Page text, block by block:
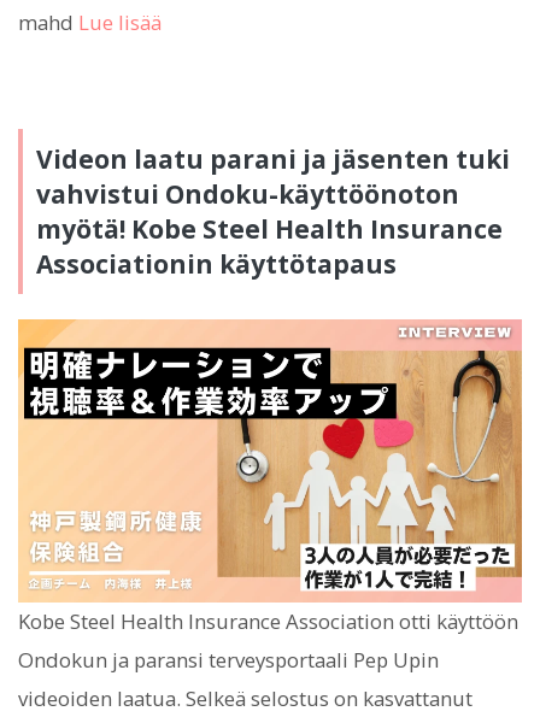
mahd Lue lisää
Videon laatu parani ja jäsenten tuki
vahvistui Ondoku-käyttöönoton
myötä! Kobe Steel Health Insurance
Associationin käyttötapaus
Kobe Steel Health Insurance Association otti käyttöön
Ondokun ja paransi terveysportaali Pep Upin
videoiden laatua. Selkeä selostus on kasvattanut